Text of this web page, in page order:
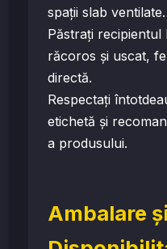
spații slab ventilate.
Păstrați
răcoros și uscat,
directă.
Respectați
etichetă și
a produsului.
Ambalare și